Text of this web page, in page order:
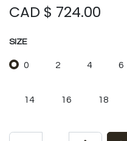
CAD $ 724.00
SIZE
0 2 4 6
14 16 18